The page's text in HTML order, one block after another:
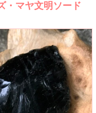
・マヤ文明ソード